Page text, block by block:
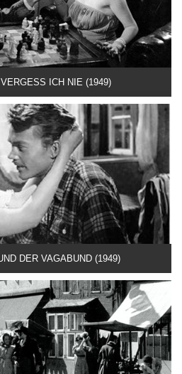
ICH NIE (1949)
DER VAGABUND (1949)